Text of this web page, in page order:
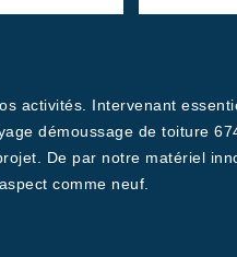
activités. Intervenant
démoussage de toiture
De par notre matériel
comme neuf.